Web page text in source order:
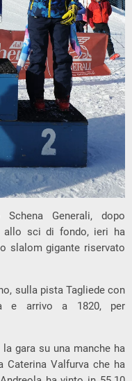
Schena Generali, dopo
allo sci di fondo, ieri ha
slalom gigante riservato
sulla pista Tagliede con
e arrivo a 1820, per
gara su una manche ha
Valfurva che ha